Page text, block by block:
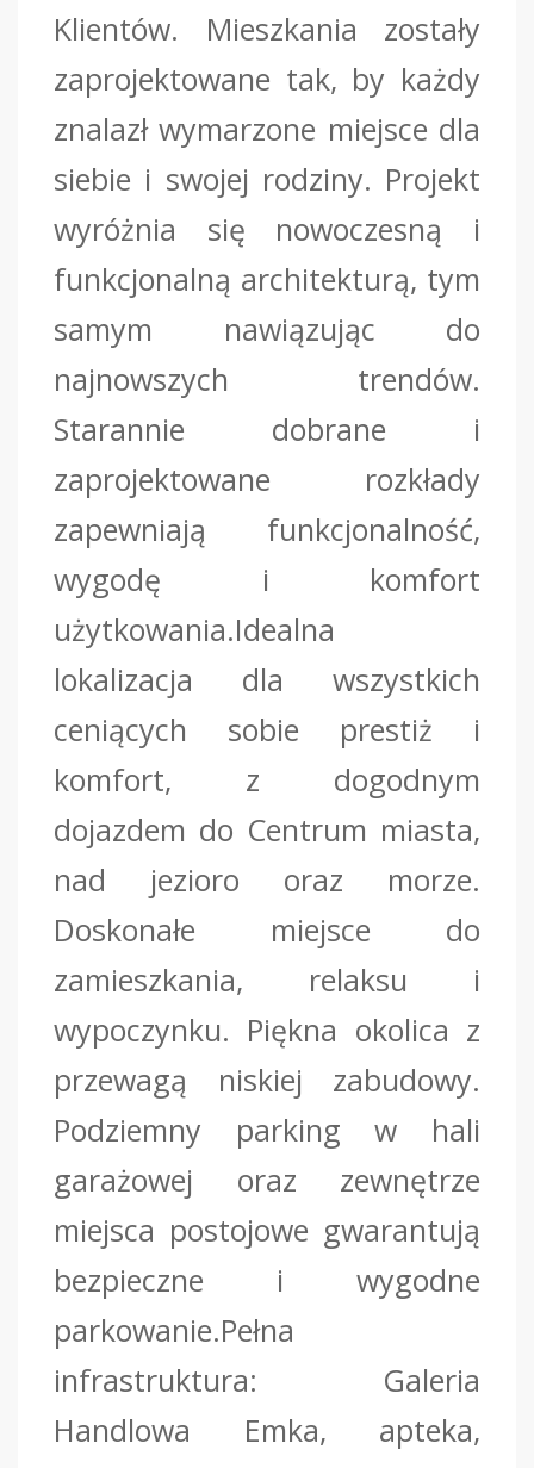
Klientów. Mieszkania zostały
zaprojektowane tak, by każdy
znalazł wymarzone miejsce dla
siebie i swojej rodziny. Projekt
wyróżnia się nowoczesną i
funkcjonalną architekturą, tym
samym nawiązując do
najnowszych trendów.
Starannie dobrane i
zaprojektowane rozkłady
zapewniają funkcjonalność,
wygodę i komfort
użytkowania.Idealna
lokalizacja dla wszystkich
ceniących sobie prestiż i
komfort, z dogodnym
dojazdem do Centrum miasta,
nad jezioro oraz morze.
Doskonałe miejsce do
zamieszkania, relaksu i
wypoczynku. Piękna okolica z
przewagą niskiej zabudowy.
Podziemny parking w hali
garażowej oraz zewnętrze
miejsca postojowe gwarantują
bezpieczne i wygodne
parkowanie.Pełna
infrastruktura: Galeria
Handlowa Emka, apteka,